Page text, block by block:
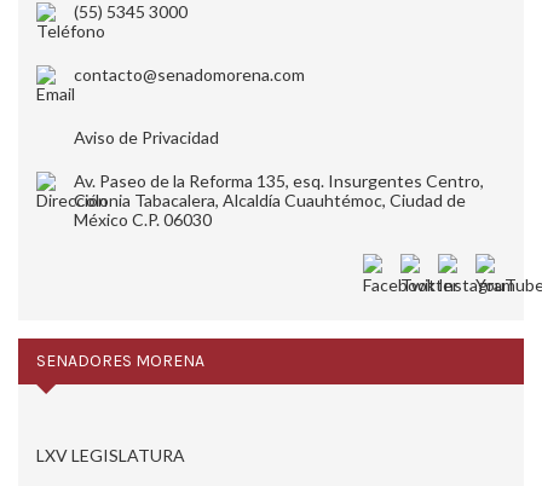
(55) 5345 3000
contacto@senadomorena.com
Aviso de Privacidad
Av. Paseo de la Reforma 135, esq. Insurgentes Centro,
Colonia Tabacalera, Alcaldía Cuauhtémoc, Ciudad de
México C.P. 06030
SENADORES MORENA
LXV LEGISLATURA